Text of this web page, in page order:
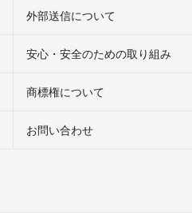
外部送信について
安心・安全のための取り組み
商標権について
お問い合わせ